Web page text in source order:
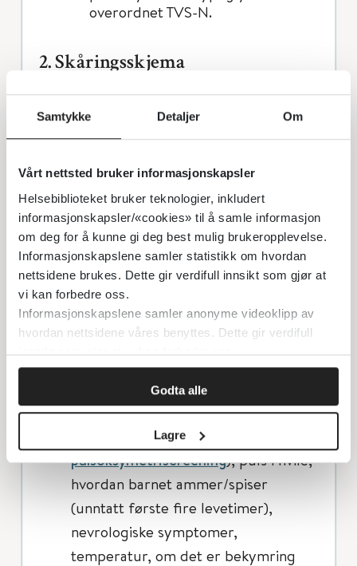
Samtykke Detaljer Om
Vårt nettsted bruker informasjonskapsler
Helsebiblioteket bruker teknologier, inkludert
informasjonskapsler/«cookies» til å samle informasjon
om deg for å kunne gi deg best mulig brukeropplevelse.
Informasjonskapslene samler statistikk om hvordan
nettsidene brukes. Dette gir verdifull innsikt som gjør at
vi kan forbedre oss.
Informasjonskapslene samler anonyme videoklipp av
hvordan nettsidene våres benyttes. Dette gir verdifull
innsikt som gjør at vi kan forbedre oss.
Godta alle
Lagre
overordnet TVS-N.
2. Skåringsskjema
med klokkeslett. Skjemaet fylles ut
-klokkeslett, Apgar-skår, vekt, lengde
og hodeomkrets (hvis bruk av
papirskjema), forløsningsmetode –
og hvilke observasjoner som skal
gjøres og når/hvor hyppig, basert på
risikofaktorskjemaet.
For hver skår dokumenteres
respirasjonsfrekvens (tell i ett
minutt), pressende respirasjon,
postduktal SpO2(følg egen
prosedyre for
pulsoksymetriscreening), puls i hvile,
hvordan barnet ammer/spiser
(unntatt første fire levetimer),
nevrologiske symptomer,
temperatur, om det er bekymring